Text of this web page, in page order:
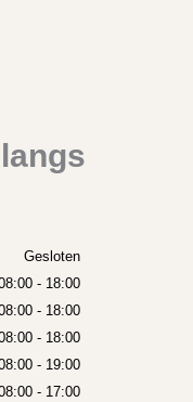
Gesloten
- 18:00
- 18:00
- 18:00
- 19:00
- 17:00